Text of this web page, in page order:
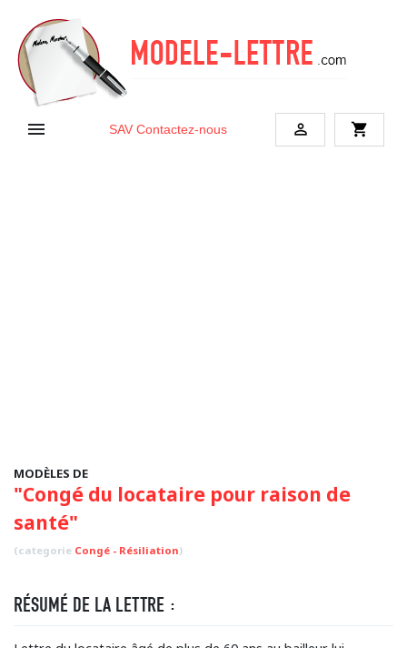
 SAV Contactez-nous  shopping_cart
MODÈLES DE
"Congé du locataire pour raison de
santé"
(categorie Congé - Résiliation)
RÉSUMÉ DE LA LETTRE :